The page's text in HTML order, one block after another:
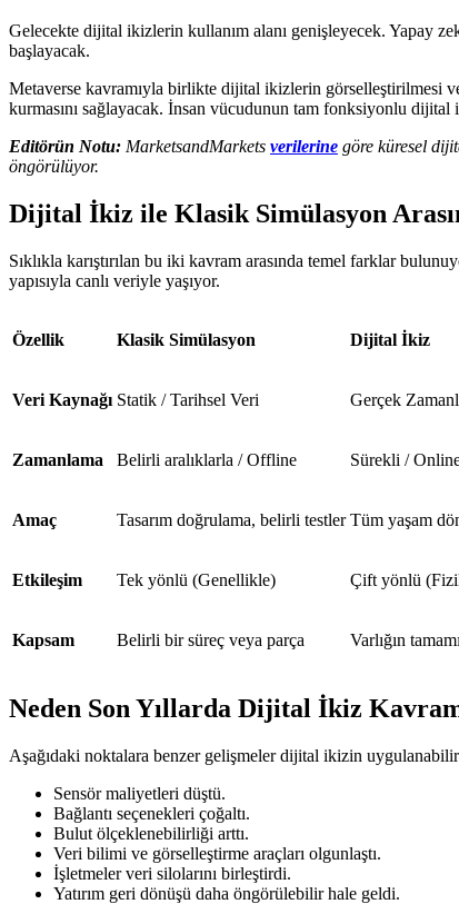
Gelecekte dijital ikizlerin kullanım alanı genişleyecek. Yapay
başlayacak.
Metaverse kavramıyla birlikte dijital ikizlerin görselleştirilmesi
kurmasını sağlayacak. İnsan vücudunun tam fonksiyonlu
Editörün Notu: MarketsandMarkets verilerine göre küresel
öngörülüyor.
Dijital İkiz ile Klasik Simülasyon
Sıklıkla karıştırılan bu iki kavram arasında temel farklar
yapısıyla canlı veriyle yaşıyor.
Özellik Klasik Simülasyon Dijital İkiz
Veri Kaynağı Statik / Tarihsel Veri Gerçek
Zamanlama Belirli aralıklarla / Offline Sürekli /
Amaç Tasarım doğrulama, belirli testler Tüm yaşam
Etkileşim Tek yönlü (Genellikle) Çift yönlü
Kapsam Belirli bir süreç veya parça Varlığın
Neden Son Yıllarda Dijital İkiz
Aşağıdaki noktalara benzer gelişmeler dijital ikizin
Sensör maliyetleri düştü.
Bağlantı seçenekleri çoğaltı.
Bulut ölçeklenebilirliği arttı.
Veri bilimi ve görselleştirme araçları olgunlaştı.
İşletmeler veri silolarını birleştirdi.
Yatırım geri dönüşü daha öngörülebilir hale geldi.